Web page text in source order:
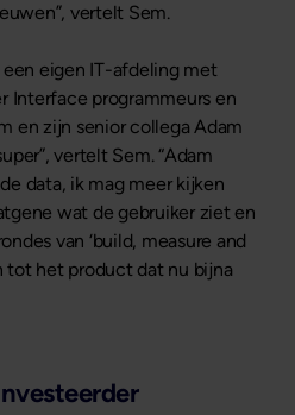
vertelt Sem.
eigen IT-afdeling met
Interface programmeurs en
en zijn senior collega Adam
vertelt Sem. “Adam
data, ik mag meer kijken
wat de gebruiker ziet en
van ‘build, measure and
tot het product dat nu bijna